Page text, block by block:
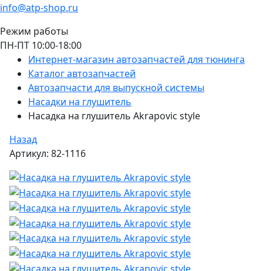
info@atp-shop.ru
Режим работы
ПН-ПТ 10:00-18:00
Интернет-магазин автозапчастей для тюнинга
Каталог автозапчастей
Автозапчасти для выпускной системы
Насадки на глушитель
Насадка на глушитель Akrapovic style
Назад
Артикул: 82-1116